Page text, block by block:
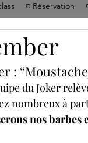
¤ Réservation
:
du Joker
nombreux à
nos barbes